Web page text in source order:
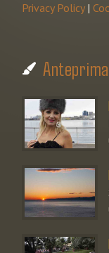
Privacy Policy|
Anteprima